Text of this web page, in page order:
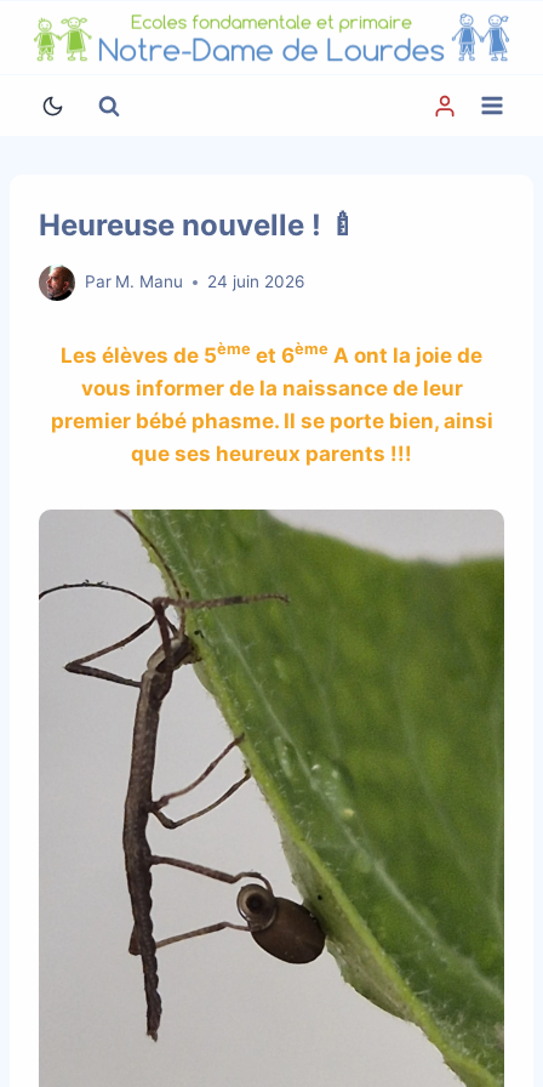
Aller
Heureuse nouvelle ! 🍼
Par M. Manu 24 juin 2026
Les élèves de 5ème et 6ème A ont la joie de
vous informer de la naissance de leur
premier bébé phasme. Il se porte bien, ainsi
que ses heureux parents !!!